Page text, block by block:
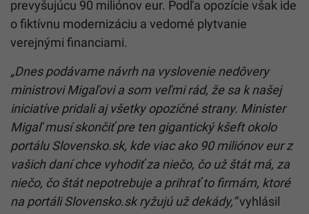
Predražený pomník slovenskej
informatizácie
Hlavným pilierom opozičnej kritiky je pripravovaný
projekt komplexnej obnovy ústredného portálu
verejnej správySlovensko.sk. Ministerstvo investícií,
regionálneho rozvoja a informatizácie (MIRRI)
plánuje na tento účel vynaložiť závratnú sumu
prevyšujúcu 90 miliónov eur. Podľa opozície však ide
o fiktívnu modernizáciu a vedomé plytvanie
verejnými financiami.